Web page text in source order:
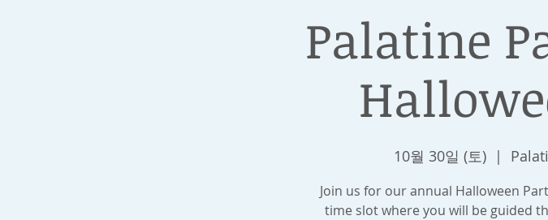
Palatine
10월 30일 (토)
  |
Join us for our annual Halloween
time slot where you will be guided